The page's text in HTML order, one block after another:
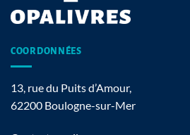
COORDONNÉES
13, rue du Puits d’Amour,
62200 Boulogne-sur-Mer